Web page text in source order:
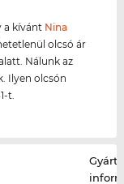
a kívánt Nina
olcsó ár
Nálunk az
Ilyen olcsón
t.